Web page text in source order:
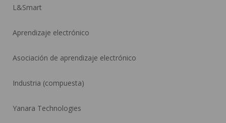
L&Smart
Aprendizaje electrónico
Asociación de aprendizaje electrónico
Industria (compuesta)
Yanara Technologies